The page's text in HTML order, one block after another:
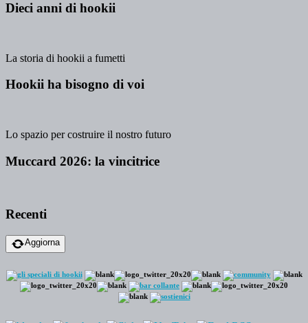
Dieci anni di hookii
La storia di hookii a fumetti
Hookii ha bisogno di voi
Lo spazio per costruire il nostro futuro
Muccard 2026: la vincitrice
Recenti
Aggiorna